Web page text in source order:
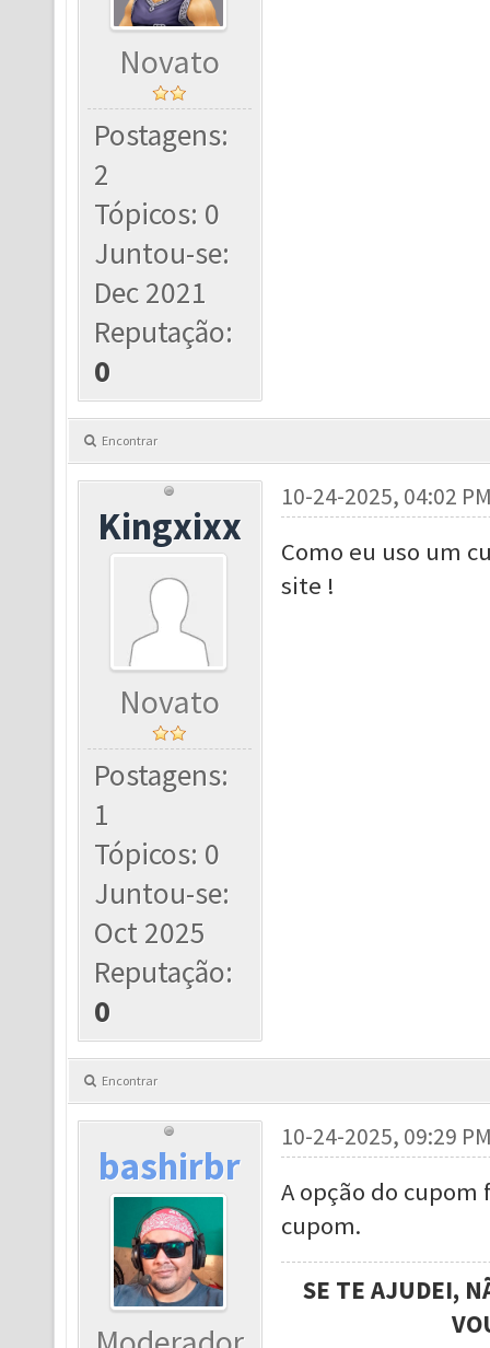
Novato
Postagens:
2
Tópicos: 0
Juntou-se:
Dec 2021
Reputação:
0
Encontrar
Kingxixx
Novato
Postagens:
1
Tópicos: 0
Juntou-se:
Oct 2025
Reputação:
0
10-24-2025, 04:02
Como eu uso um
site !
Encontrar
bashirbr
10-24-2025, 09:29
A opção do
cupom.
SE TE AJUDEI,